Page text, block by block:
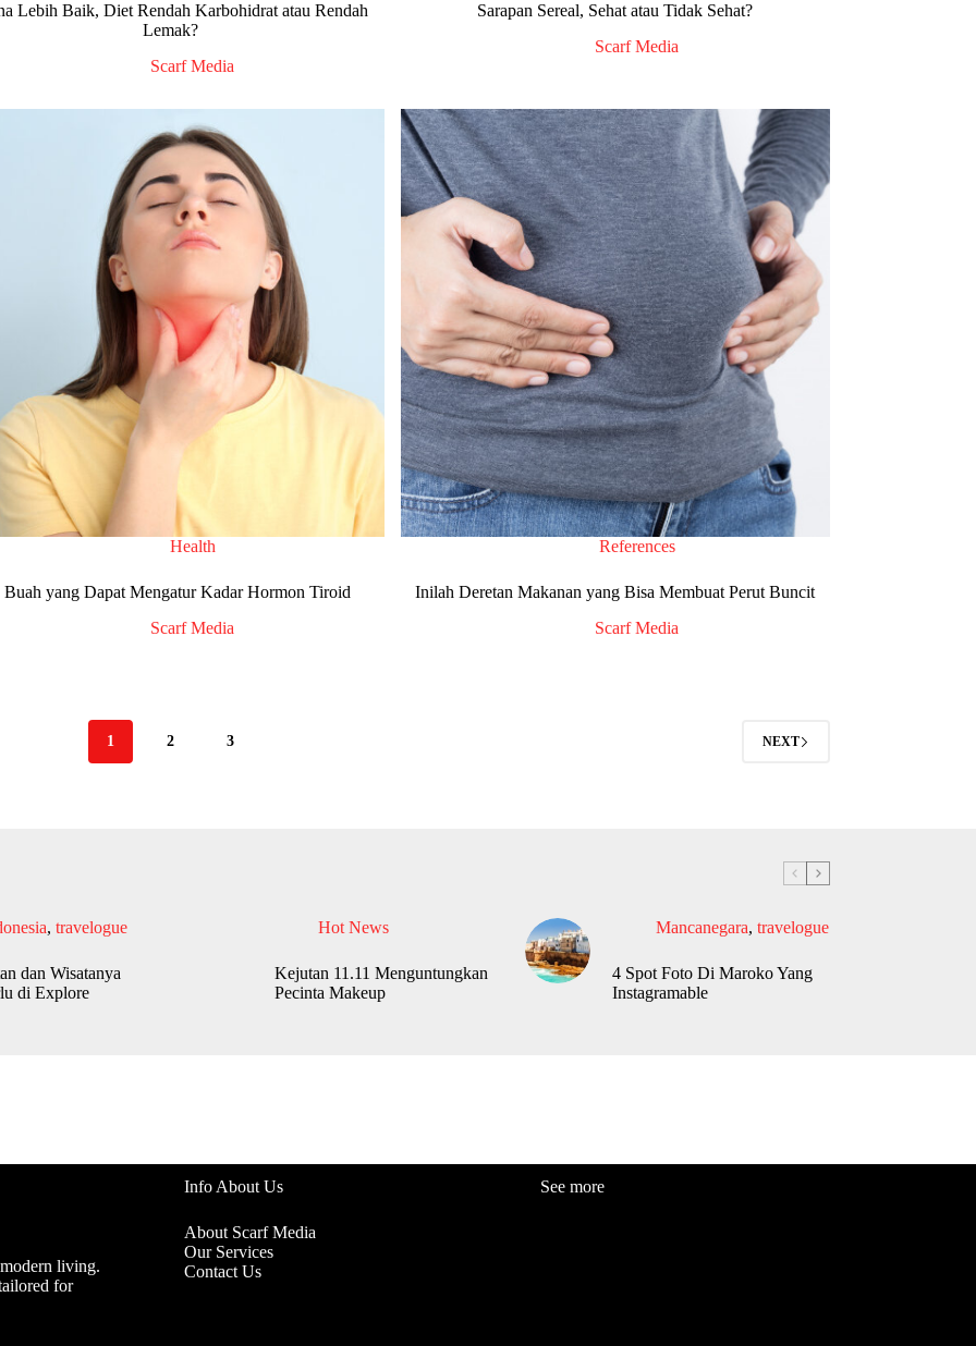
Lebih Baik, Diet Rendah Karbohidrat atau Rendah
Lemak?
Scarf Media
Sarapan Sereal, Sehat atau Tidak Sehat?
Scarf Media
Health
Buah yang Dapat Mengatur Kadar Hormon Tiroid
Scarf Media
References
Inilah Deretan Makanan yang Bisa Membuat Perut Buncit
Scarf Media
1 2 3 NEXT
, travelogue
dan Wisatanya
di Explore
Hot News
Kejutan 11.11 Menguntungkan
Pecinta Makeup
Mancanegara, travelogue
4 Spot Foto Di Maroko Yang
Instagramable
living.
for
Info About Us
About Scarf Media
Our Services
Contact Us
See more